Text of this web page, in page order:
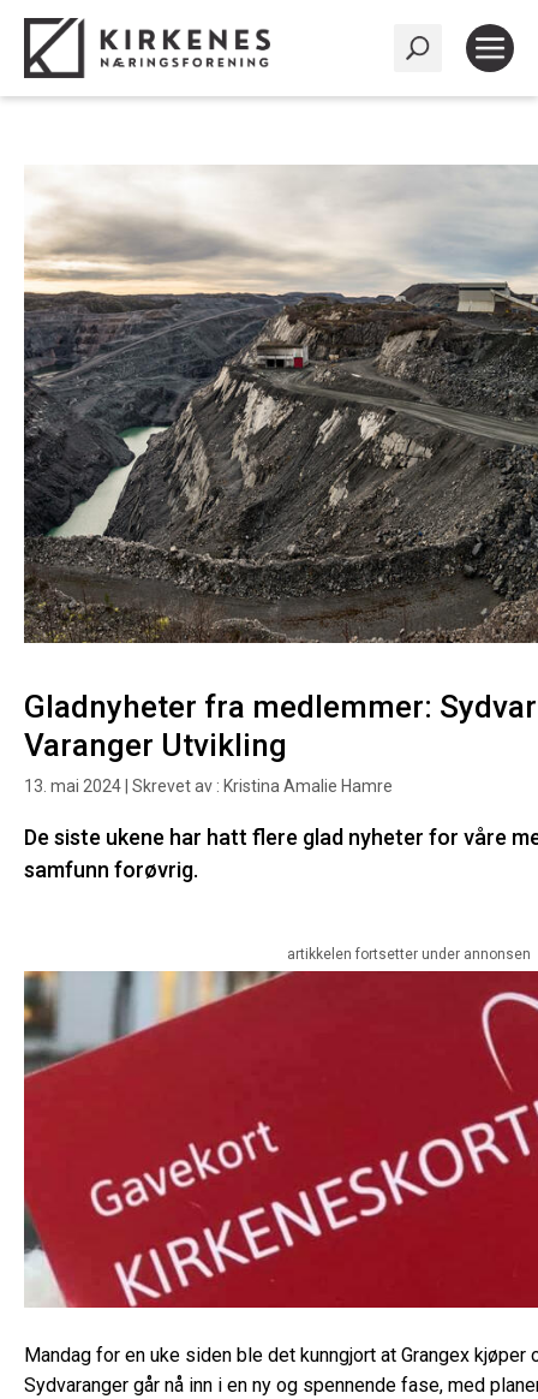
Gladnyheter fra medlemmer: Sydvaranger og Sør-Varanger Utvikling
Gladnyheter fra medlemmer:
Varanger Utvikling
13. mai 2024 | Skrevet av : Kristina Amalie Hamre
De siste ukene har hatt flere glad nyheter for våre
samfunn forøvrig.
artikkelen fortsetter under annonsen
Mandag for en uke siden ble det kunngjort at Grangex kjøper
Sydvaranger går nå inn i en ny og spennende fase, med